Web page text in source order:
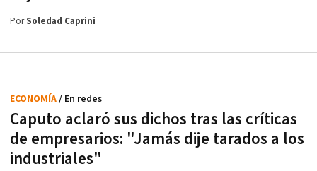
PorSoledad Caprini
Caputo aclaró sus dichos tras las críticas
de empresarios: "Jamás dije tarados a los
industriales"
ECONOMÍA/ En redes